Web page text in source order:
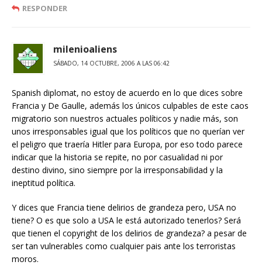
RESPONDER
milenioaliens
SÁBADO, 14 OCTUBRE, 2006 A LAS 06:42
Spanish diplomat, no estoy de acuerdo en lo que dices sobre
Francia y De Gaulle, además los únicos culpables de este caos
migratorio son nuestros actuales políticos y nadie más, son
unos irresponsables igual que los políticos que no querían ver
el peligro que traería Hitler para Europa, por eso todo parece
indicar que la historia se repite, no por casualidad ni por
destino divino, sino siempre por la irresponsabilidad y la
ineptitud política.
Y dices que Francia tiene delirios de grandeza pero, USA no
tiene? O es que solo a USA le está autorizado tenerlos? Será
que tienen el copyright de los delirios de grandeza? a pesar de
ser tan vulnerables como cualquier pais ante los terroristas
moros.